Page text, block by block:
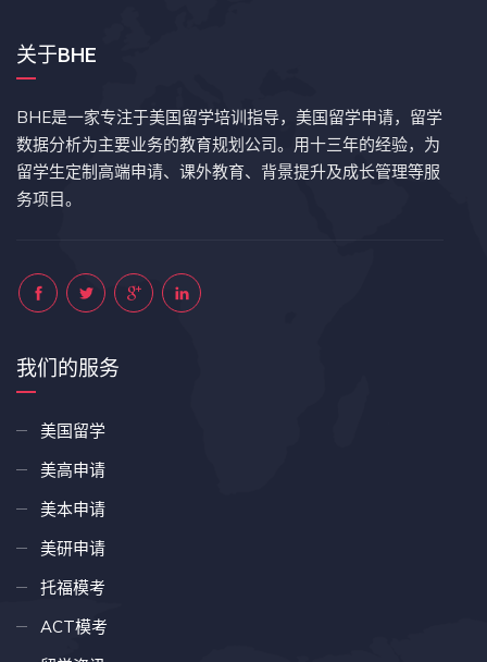
关于BHE
BHE是一家专注于美国留学培训指导，美国留学申请，留学
数据分析为主要业务的教育规划公司。用十三年的经验，为
留学生定制高端申请、课外教育、背景提升及成长管理等服
务项目。
我们的服务
美国留学
美高申请
美本申请
美研申请
托福模考
ACT模考